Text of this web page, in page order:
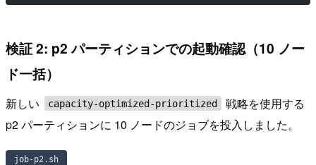
検証 2: p2 パーティションでの起動確認（10 ノー
ド一括）
新しい capacity-optimized-prioritized
戦略を使用する
p2 パーティションに 10 ノードのジョブを投入しました。
job-p2.sh